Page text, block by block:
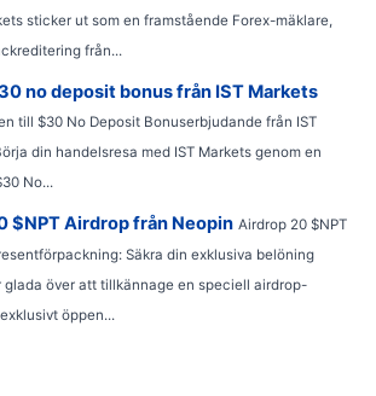
sticker ut som en framstående Forex-mäklare,
från...
no deposit bonus från IST Markets
till $30 No Deposit Bonuserbjudande från IST
din handelsresa med IST Markets genom en
No...
$NPT Airdrop från Neopin Airdrop 20 $NPT
Säkra din exklusiva belöning
glada över att tillkännage en speciell airdrop-
öppen...